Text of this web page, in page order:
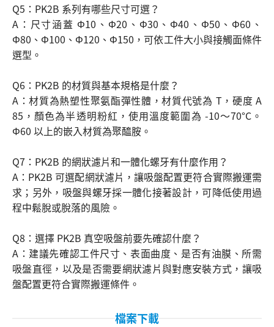
Q5：PK2B 系列有哪些尺寸可選？
A：尺寸涵蓋 Φ10、Φ20、Φ30、Φ40、Φ50、Φ60、
Φ80、Φ100、Φ120、Φ150，可依工件大小與接觸面條件
選型。
Q6：PK2B 的材質與基本規格是什麼？
A：材質為熱塑性聚氨酯彈性體，材質代號為 T，硬度 A
85，顏色為半透明粉紅，使用溫度範圍為 -10～70°C。
Φ60 以上的嵌入材質為聚醯胺。
Q7：PK2B 的網狀濾片和一體化螺牙有什麼作用？
A：PK2B 可選配網狀濾片，讓吸盤配置更符合實際搬運需
求；另外，吸盤與螺牙採一體化接著設計，可降低使用過
程中鬆脫或脫落的風險。
Q8：選擇 PK2B 真空吸盤前要先確認什麼？
A：建議先確認工件尺寸、表面曲度、是否有油膜、所需
吸盤直徑，以及是否需要網狀濾片與對應安裝方式，讓吸
盤配置更符合實際搬運條件。
檔案下載